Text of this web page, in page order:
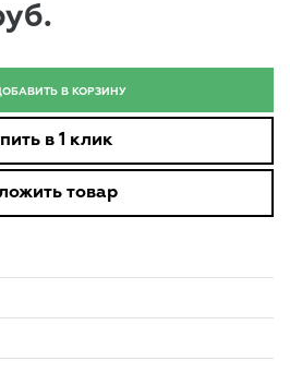
В КОРЗИНУ
в 1 клик
товар